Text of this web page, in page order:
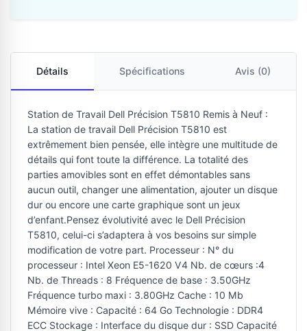
Détails Spécifications Avis (0)
Station de Travail Dell Précision T5810 Remis à Neuf :
La station de travail Dell Précision T5810 est
extrêmement bien pensée, elle intègre une multitude de
détails qui font toute la différence. La totalité des
parties amovibles sont en effet démontables sans
aucun outil, changer une alimentation, ajouter un disque
dur ou encore une carte graphique sont un jeux
d’enfant.Pensez évolutivité avec le Dell Précision
T5810, celui-ci s’adaptera à vos besoins sur simple
modification de votre part. Processeur : N° du
processeur : Intel Xeon E5-1620 V4 Nb. de cœurs :4
Nb. de Threads : 8 Fréquence de base : 3.50GHz
Fréquence turbo maxi : 3.80GHz Cache : 10 Mb
Mémoire vive : Capacité : 64 Go Technologie : DDR4
ECC Stockage : Interface du disque dur : SSD Capacité